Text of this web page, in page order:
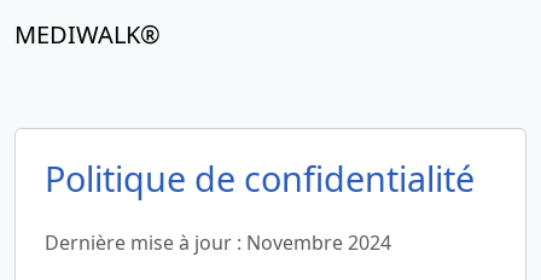
MEDIWALK®
Politique de confidentialité
Dernière mise à jour : Novembre 2024